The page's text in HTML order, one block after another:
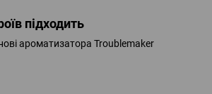
підходить
ароматизатора Troublemaker